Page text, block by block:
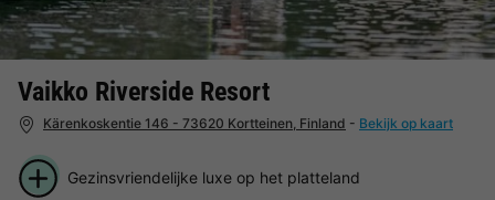
Vaikko Riverside Resort
Kärenkoskentie 146 - 73620 Kortteinen, Finland - Bekijk op kaart
Gezinsvriendelijke luxe op het platteland